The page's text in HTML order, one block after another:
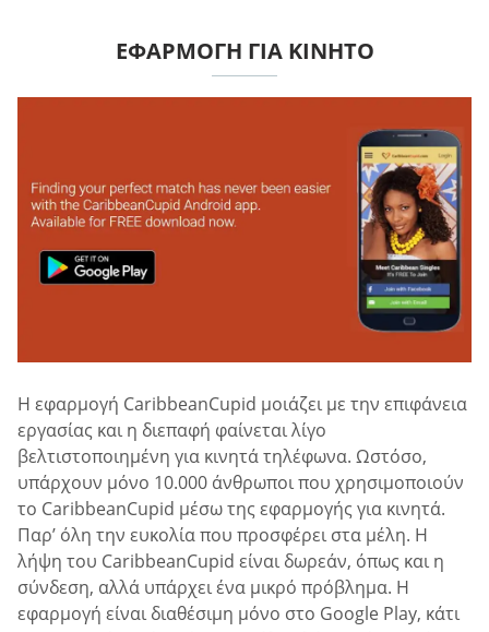
ΕΦΑΡΜΟΓΉ ΓΙΑ ΚΙΝΗΤΌ
Η εφαρμογή CaribbeanCupid μοιάζει με την επιφάνεια
εργασίας και η διεπαφή φαίνεται λίγο
βελτιστοποιημένη για κινητά τηλέφωνα. Ωστόσο,
υπάρχουν μόνο 10.000 άνθρωποι που χρησιμοποιούν
το CaribbeanCupid μέσω της εφαρμογής για κινητά.
Παρ’ όλη την ευκολία που προσφέρει στα μέλη. Η
λήψη του CaribbeanCupid είναι δωρεάν, όπως και η
σύνδεση, αλλά υπάρχει ένα μικρό πρόβλημα. Η
εφαρμογή είναι διαθέσιμη μόνο στο Google Play, κάτι